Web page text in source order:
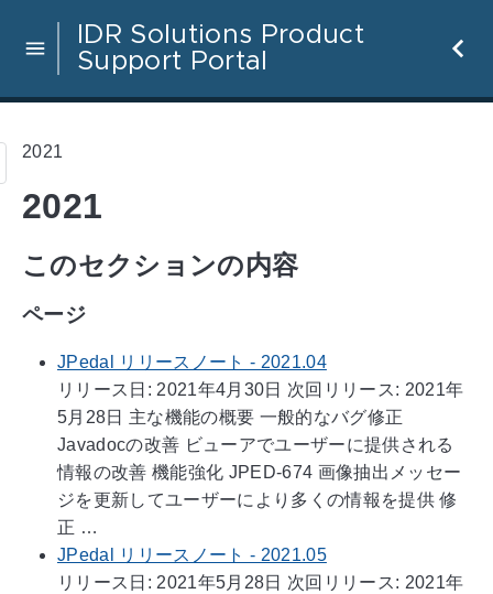
IDR Solutions Product
Support Portal
2021
2021
このセクションの内容
ページ
JPedal リリースノート - 2021.04
リリース日: 2021年4月30日 次回リリース: 2021年
5月28日 主な機能の概要 一般的なバグ修正
Javadocの改善 ビューアでユーザーに提供される
情報の改善 機能強化 JPED-674 画像抽出メッセー
ジを更新してユーザーにより多くの情報を提供 修
正 …
JPedal リリースノート - 2021.05
リリース日: 2021年5月28日 次回リリース: 2021年